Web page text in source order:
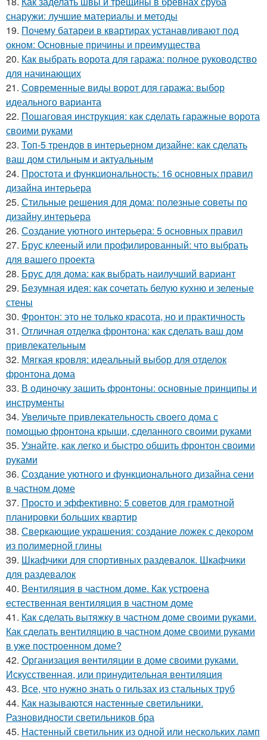
снаружи: лучшие материалы и методы
19. Почему батареи в квартирах устанавливают под
окном: Основные причины и преимущества
20. Как выбрать ворота для гаража: полное руководство
для начинающих
21. Современные виды ворот для гаража: выбор
идеального варианта
22. Пошаговая инструкция: как сделать гаражные ворота
своими руками
23. Топ-5 трендов в интерьерном дизайне: как сделать
ваш дом стильным и актуальным
24. Простота и функциональность: 16 основных правил
дизайна интерьера
25. Стильные решения для дома: полезные советы по
дизайну интерьера
26. Создание уютного интерьера: 5 основных правил
27. Брус клееный или профилированный: что выбрать
для вашего проекта
28. Брус для дома: как выбрать наилучший вариант
29. Безумная идея: как сочетать белую кухню и зеленые
стены
30. Фронтон: это не только красота, но и практичность
31. Отличная отделка фронтона: как сделать ваш дом
привлекательным
32. Мягкая кровля: идеальный выбор для отделок
фронтона дома
33. В одиночку зашить фронтоны: основные принципы и
инструменты
34. Увеличьте привлекательность своего дома с
помощью фронтона крыши, сделанного своими руками
35. Узнайте, как легко и быстро обшить фронтон своими
руками
36. Создание уютного и функционального дизайна сени
в частном доме
37. Просто и эффективно: 5 советов для грамотной
планировки больших квартир
38. Сверкающие украшения: создание ложек с декором
из полимерной глины
39. Шкафчики для спортивных раздевалок. Шкафчики
для раздевалок
40. Вентиляция в частном доме. Как устроена
естественная вентиляция в частном доме
41. Как сделать вытяжку в частном доме своими руками.
Как сделать вентиляцию в частном доме своими руками
в уже построенном доме?
42. Организация вентиляции в доме своими руками.
Искусственная, или принудительная вентиляция
43. Все, что нужно знать о гильзах из стальных труб
44. Как называются настенные светильники.
Разновидности светильников бра
45. Настенный светильник из одной или нескольких ламп